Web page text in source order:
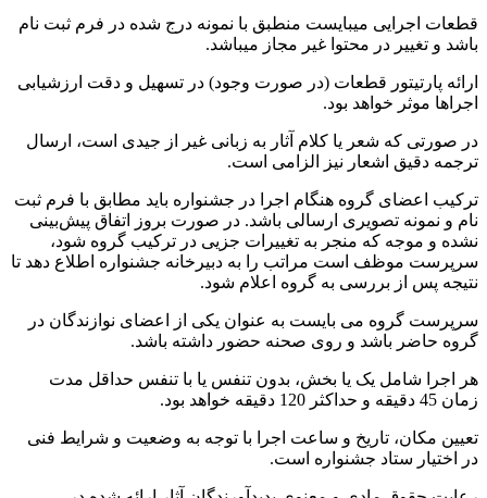
قطعات اجرایی می­بایست منطبق با نمونه درج شده در فرم ثبت نام
باشد و تغییر در محتوا غیر مجاز می­باشد.
ارائه پارتیتور قطعات (در صورت وجود) در تسهیل و دقت ارزشیابی
اجراها موثر خواهد بود.
در صورتی که شعر یا کلام آثار به زبانی غیر از جیدی است، ارسال
ترجمه دقیق اشعار نیز الزامی است.
ترکیب اعضای گروه هنگام اجرا در جشنواره باید مطابق با فرم ثبت
نام و نمونه تصویری ارسالی باشد. در صورت بروز اتفاق پیش‌بینی
نشده و موجه که منجر به تغییرات جزیی در ترکیب گروه شود،
سرپرست موظف است مراتب را به دبیرخانه جشنواره اطلاع دهد تا
نتیجه پس از بررسی به گروه اعلام شود.
سرپرست گروه می بایست به عنوان یکی از اعضای نوازندگان در
گروه حاضر باشد و روی صحنه حضور داشته باشد.
هر اجرا شامل یک یا بخش، بدون تنفس یا با تنفس حداقل مدت
زمان 45 دقیقه و حداکثر 120 دقیقه خواهد بود.
تعیین مکان، تاریخ و ساعت اجرا با توجه به وضعیت و شرایط فنی
در اختیار ستاد جشنواره است.